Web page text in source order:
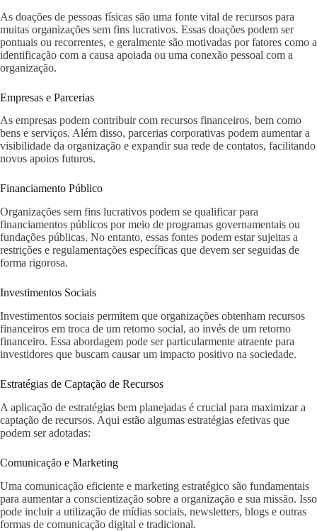
As doações de pessoas físicas são uma fonte vital de recursos para
muitas organizações sem fins lucrativos. Essas doações podem ser
pontuais ou recorrentes, e geralmente são motivadas por fatores como a
identificação com a causa apoiada ou uma conexão pessoal com a
organização.
Empresas e Parcerias
As empresas podem contribuir com recursos financeiros, bem como
bens e serviços. Além disso, parcerias corporativas podem aumentar a
visibilidade da organização e expandir sua rede de contatos, facilitando
novos apoios futuros.
Financiamento Público
Organizações sem fins lucrativos podem se qualificar para
financiamentos públicos por meio de programas governamentais ou
fundações públicas. No entanto, essas fontes podem estar sujeitas a
restrições e regulamentações específicas que devem ser seguidas de
forma rigorosa.
Investimentos Sociais
Investimentos sociais permitem que organizações obtenham recursos
financeiros em troca de um retorno social, ao invés de um retorno
financeiro. Essa abordagem pode ser particularmente atraente para
investidores que buscam causar um impacto positivo na sociedade.
Estratégias de Captação de Recursos
A aplicação de estratégias bem planejadas é crucial para maximizar a
captação de recursos. Aqui estão algumas estratégias efetivas que
podem ser adotadas:
Comunicação e Marketing
Uma comunicação eficiente e marketing estratégico são fundamentais
para aumentar a conscientização sobre a organização e sua missão. Isso
pode incluir a utilização de mídias sociais, newsletters, blogs e outras
formas de comunicação digital e tradicional.